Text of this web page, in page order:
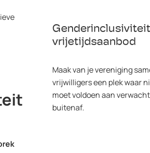
vrijetijdsaanbod
Maak van je vereniging
vrijwilligers een plek waar
moet voldoen aan
buitenaf.